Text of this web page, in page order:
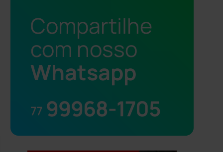
Compartilhe
com nosso
Whatsapp
77 99968-1705